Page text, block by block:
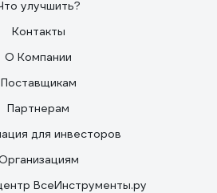
улучшить?
Контакты
О Компании
Поставщикам
Партнерам
для инвесторов
ВсеИнструменты.ру